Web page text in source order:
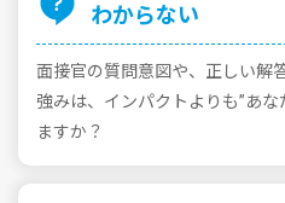
わからない
⾯接官の質問意図や、正しい解
強みは、インパクトよりも”あ
ますか？